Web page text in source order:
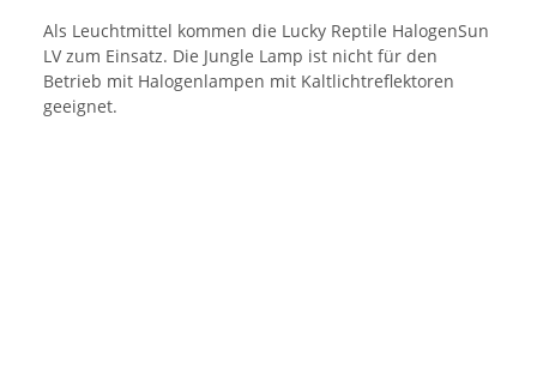
Als Leuchtmittel kommen die Lucky Reptile HalogenSun
LV zum Einsatz. Die Jungle Lamp ist nicht für den
Betrieb mit Halogenlampen mit Kaltlichtreflektoren
geeignet.